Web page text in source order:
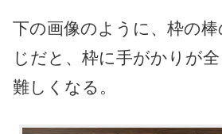
下の画像のように、枠の
じだと、枠に手がかりが
難しくなる。